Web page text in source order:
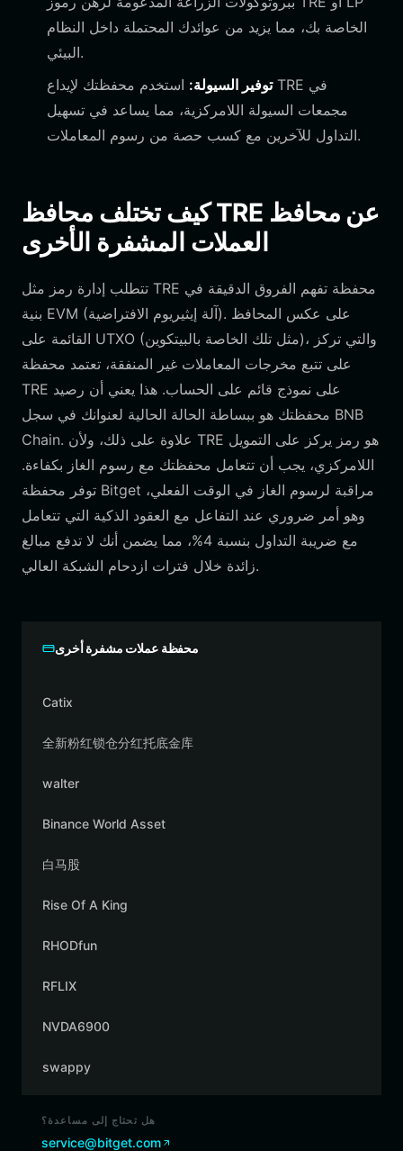
الخاصة بك، مما يزيد من عوائدك المحتملة داخل النظام
البيئي.
توفير السيولة: استخدم محفظتك لإيداع TRE في
مجمعات السيولة اللامركزية، مما يساعد في تسهيل
التداول للآخرين مع كسب حصة من رسوم المعاملات.
كيف تختلف محافظ TRE عن محافظ
العملات المشفرة الأخرى
تتطلب إدارة رمز مثل TRE محفظة تفهم الفروق الدقيقة في
بنية EVM (آلة إيثيريوم الافتراضية). على عكس المحافظ
القائمة على UTXO (مثل تلك الخاصة بالبيتكوين)، والتي تركز
على تتبع مخرجات المعاملات غير المنفقة، تعتمد محفظة
TRE على نموذج قائم على الحساب. هذا يعني أن رصيد
محفظتك هو ببساطة الحالة الحالية لعنوانك في سجل BNB
Chain. علاوة على ذلك، ولأن TRE هو رمز يركز على التمويل
اللامركزي، يجب أن تتعامل محفظتك مع رسوم الغاز بكفاءة.
توفر محفظة Bitget مراقبة لرسوم الغاز في الوقت الفعلي،
وهو أمر ضروري عند التفاعل مع العقود الذكية التي تتعامل
مع ضريبة التداول بنسبة 4%، مما يضمن أنك لا تدفع مبالغ
زائدة خلال فترات ازدحام الشبكة العالي.
محفظة عملات مشفرة أخرى
Catix
全新粉红锁仓分红托底金库
walter
Binance World Asset
白马股
Rise Of A King
RHODfun
RFLIX
NVDA6900
swappy
هل تحتاج إلى مساعدة؟
service@bitget.com